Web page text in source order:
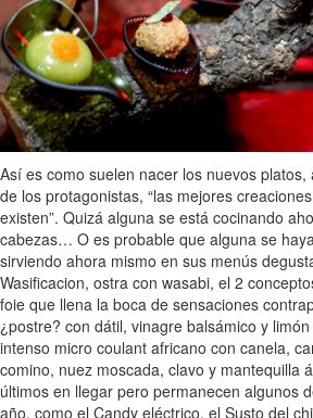
Así es como suelen nacer los nuevos
de los protagonistas, “las mejores
existen”. Quizá alguna se está cocinando
cabezas… O es probable que alguna se
sirviendo ahora mismo en sus menús
Wasificacion, ostra con wasabi, el 2
foie que llena la boca de sensaciones
¿postre? con dátil, vinagre balsámico y
intenso micro coulant africano con canela,
comino, nuez moscada, clavo y mantequilla
últimos en llegar pero permanecen algunos
año, como el Candy eléctrico, el Susto del